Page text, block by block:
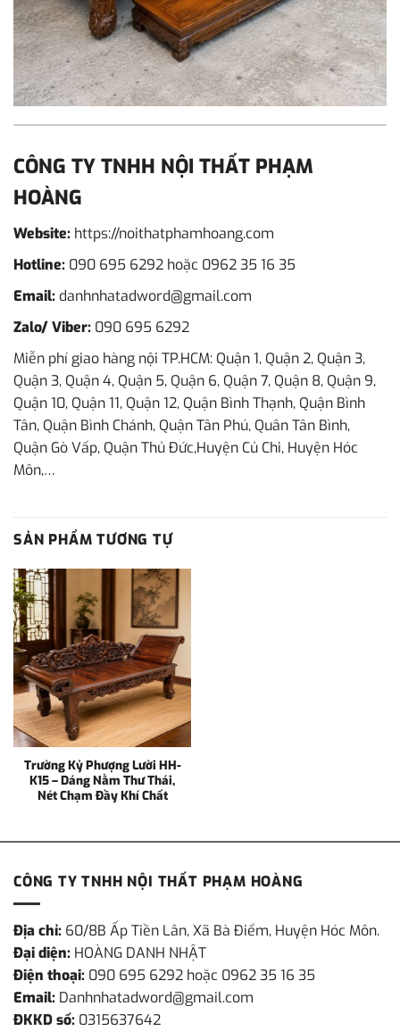
CÔNG TY TNHH NỘI THẤT PHẠM
HOÀNG
Website: https://noithatphamhoang.com
Hotline: 090 695 6292 hoặc 0962 35 16 35
Email: danhnhatadword@gmail.com
Zalo/ Viber: 090 695 6292
Miễn phí giao hàng nội TP.HCM: Quận 1, Quận 2, Quận 3,
Quận 3, Quận 4, Quận 5, Quận 6, Quận 7, Quận 8, Quận 9,
Quận 10, Quận 11, Quận 12, Quận Bình Thạnh, Quận Bình
Tân, Quận Bình Chánh, Quận Tân Phú, Quân Tân Bình,
Quận Gò Vấp, Quận Thủ Đức,Huyện Củ Chi, Huyện Hóc
Môn,…
SẢN PHẨM TƯƠNG TỰ
Trường Kỷ Phượng Lười HH-
K15 – Dáng Nằm Thư Thái,
Nét Chạm Đầy Khí Chất
CÔNG TY TNHH NỘI THẤT PHẠM HOÀNG
Địa chỉ: 60/8B Ấp Tiền Lân, Xã Bà Điểm, Huyện Hóc Môn.
Đại diện: HOÀNG DANH NHẬT
Điện thoại: 090 695 6292 hoặc 0962 35 16 35
Email: Danhnhatadword@gmail.com
ĐKKD số: 0315637642